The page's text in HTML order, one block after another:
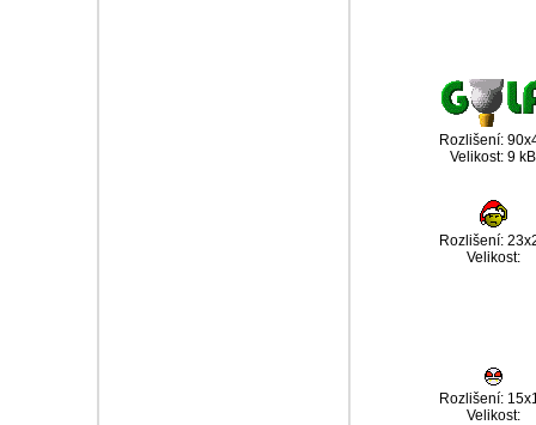
Rozlišení:
Velikost: 9 kB
Rozlišení:
Velikost:
Rozlišení:
Velikost: